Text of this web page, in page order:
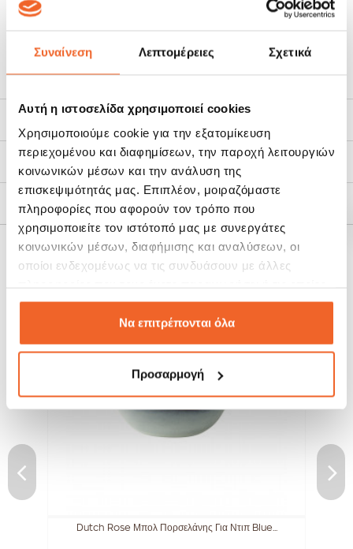
Συναίνεση Λεπτομέρειες Σχετικά
Αυτή η ιστοσελίδα χρησιμοποιεί cookies
Χρησιμοποιούμε cookie για την εξατομίκευση
περιεχομένου και διαφημίσεων, την παροχή λειτουργιών
κοινωνικών μέσων και την ανάλυση της
επισκεψιμότητάς μας. Επιπλέον, μοιραζόμαστε
πληροφορίες που αφορούν τον τρόπο που
χρησιμοποιείτε τον ιστότοπό μας με συνεργάτες
κοινωνικών μέσων, διαφήμισης και αναλύσεων, οι
οποίοι ενδεχομένως να τις συνδυάσουν με άλλες
έχουν συλλέξει σε σχέση με την από μέρους σας χρήση
των υπηρεσιών τους.Να επιτρέπονται όλα
Προσαρμογή
Ιδανική για να σερβίρετε σαλάτες και φρούτα.
Κατάλληλο για πλυντήριο πιάτων.
Τρόποι Αποστολής
Πολιτική Επιστροφών
ΣΧΕΤΙΚΆ ΠΡΟΪΌΝΤΑ
Dutch Rose Μπολ Πορσελάνης Για Ντιπ Blue...